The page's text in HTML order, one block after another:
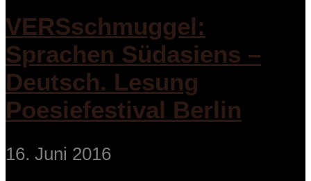
VERSschmuggel:
Sprachen Südasiens –
Deutsch. Lesung
Poesiefestival Berlin
16. Juni 2016